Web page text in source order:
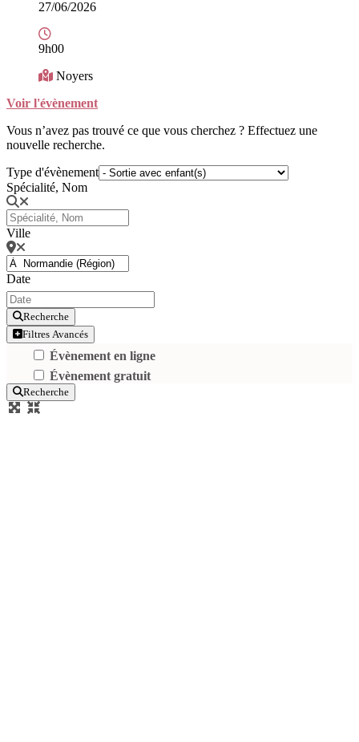
27/06/2026
9h00
Noyers
Voir l'évènement
Vous n’avez pas trouvé ce que vous cherchez ? Effectuez une
nouvelle recherche.
Type d'évènement
Spécialité, Nom
Ville
Date
Recherche
Filtres Avancés
Évènement en ligne
Évènement gratuit
Recherche